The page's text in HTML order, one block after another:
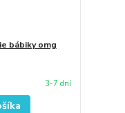
bábiky omg
3-7 dní